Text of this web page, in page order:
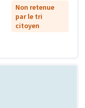
Non retenue
par le tri
citoyen